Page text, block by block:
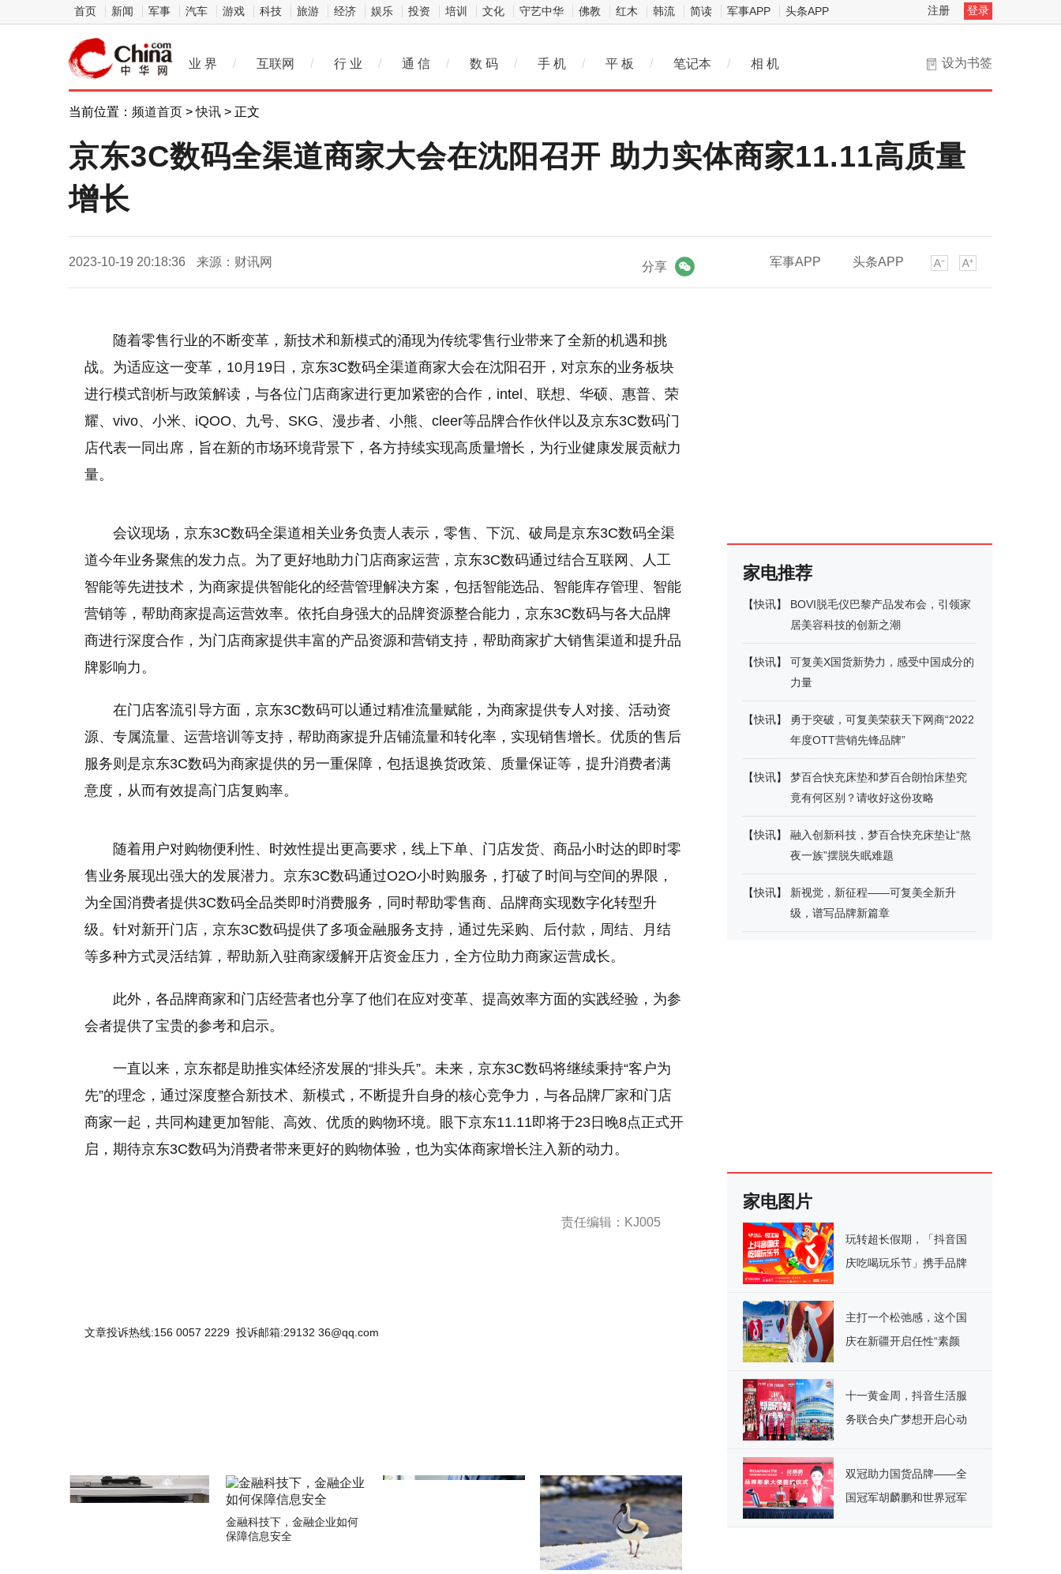
首页 新闻 军事 汽车 游戏 科技 旅游 经济 娱乐 投资 培训 文化 守艺中华 佛教 红木 韩流 简读 军事APP 头条APP 注册 登录
设为书签
业 界 / 互联网 / 行 业 / 通 信 / 数 码 / 手 机 / 平 板 / 笔记本 / 相 机
当前位置： 频道首页 >快讯 > 正文
京东3C数码全渠道商家大会在沈阳召开 助力实体商家11.11高质量
增长
2023-10-19 20:18:36 来源：财讯网 军事APP 头条APP
分享
随着零售行业的不断变革，新技术和新模式的涌现为传统零售行业带来了全新的机遇和挑
战。为适应这一变革，10月19日，京东3C数码全渠道商家大会在沈阳召开，对京东的业务板块
进行模式剖析与政策解读，与各位门店商家进行更加紧密的合作，intel、联想、华硕、惠普、荣
耀、vivo、小米、iQOO、九号、SKG、漫步者、小熊、cleer等品牌合作伙伴以及京东3C数码门
店代表一同出席，旨在新的市场环境背景下，各方持续实现高质量增长，为行业健康发展贡献力
量。
会议现场，京东3C数码全渠道相关业务负责人表示，零售、下沉、破局是京东3C数码全渠
道今年业务聚焦的发力点。为了更好地助力门店商家运营，京东3C数码通过结合互联网、人工
智能等先进技术，为商家提供智能化的经营管理解决方案，包括智能选品、智能库存管理、智能
营销等，帮助商家提高运营效率。依托自身强大的品牌资源整合能力，京东3C数码与各大品牌
商进行深度合作，为门店商家提供丰富的产品资源和营销支持，帮助商家扩大销售渠道和提升品
牌影响力。
在门店客流引导方面，京东3C数码可以通过精准流量赋能，为商家提供专人对接、活动资
源、专属流量、运营培训等支持，帮助商家提升店铺流量和转化率，实现销售增长。优质的售后
服务则是京东3C数码为商家提供的另一重保障，包括退换货政策、质量保证等，提升消费者满
意度，从而有效提高门店复购率。
随着用户对购物便利性、时效性提出更高要求 ， 线上下单、门店发货、商品小时达的即时零
售业务展现出强大的发展潜力。京东3C数码通过O2O小时购服务，打破了时间与空间的界限，
为全国消费者提供3C数码全品类即时消费服务，同时帮助零售商、品牌商实现数字化转型升
级。针对新开门店，京东3C数码提供了多项金融服务支持，通过先采购、后付款，周结、月结
等多种方式灵活结算，帮助新入驻商家缓解开店资金压力，全方位助力商家运营成长。
此外，各品牌商家和门店经营者也分享了他们在应对变革、提高效率方面的实践经验，为参
会者提供了宝贵的参考和启示。
一直以来，京东都是助推实体经济发展的“排头兵”。未来，京东3C数码将继续秉持“客户为
先”的理念，通过深度整合新技术、新模式，不断提升自身的核心竞争力，与各品牌厂家和门店
商家一起，共同构建更加智能、高效、优质的购物环境。眼下京东11.11即将于23日晚8点正式开
启，期待京东3C数码为消费者带来更好的购物体验，也为实体商家增长注入新的动力。
责任编辑：KJ005
文章投诉热线:156 0057 2229 投诉邮箱:29132 36@qq.com
金融科技下，金融企业如何
保障信息安全
家电推荐
【快讯】
BOVI脱毛仪巴黎产品发布会，引领家
居美容科技的创新之潮
【快讯】
可复美X国货新势力，感受中国成分的
力量
【快讯】
勇于突破，可复美荣获天下网商“2022
年度OTT营销先锋品牌”
【快讯】
梦百合快充床垫和梦百合朗怡床垫究
竟有何区别？请收好这份攻略
【快讯】
融入创新科技，梦百合快充床垫让“熬
夜一族”摆脱失眠难题
【快讯】
新视觉，新征程——可复美全新升
级，谱写品牌新篇章
家电图片
玩转超长假期，「抖音国
庆吃喝玩乐节」携手品牌
主打一个松弛感，这个国
庆在新疆开启任性“素颜
十一黄金周，抖音生活服
务联合央广梦想开启心动
双冠助力国货品牌——全
国冠军胡麟鹏和世界冠军